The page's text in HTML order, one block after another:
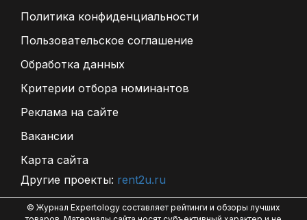
Политика конфиденциальности
Пользовательское соглашение
Обработка данных
Критерии отбора номинантов
Реклама на сайте
Вакансии
Карта сайта
Другие проекты: rent2u.ru
© Журнал Expertology составляет рейтинги и обзоры лучших